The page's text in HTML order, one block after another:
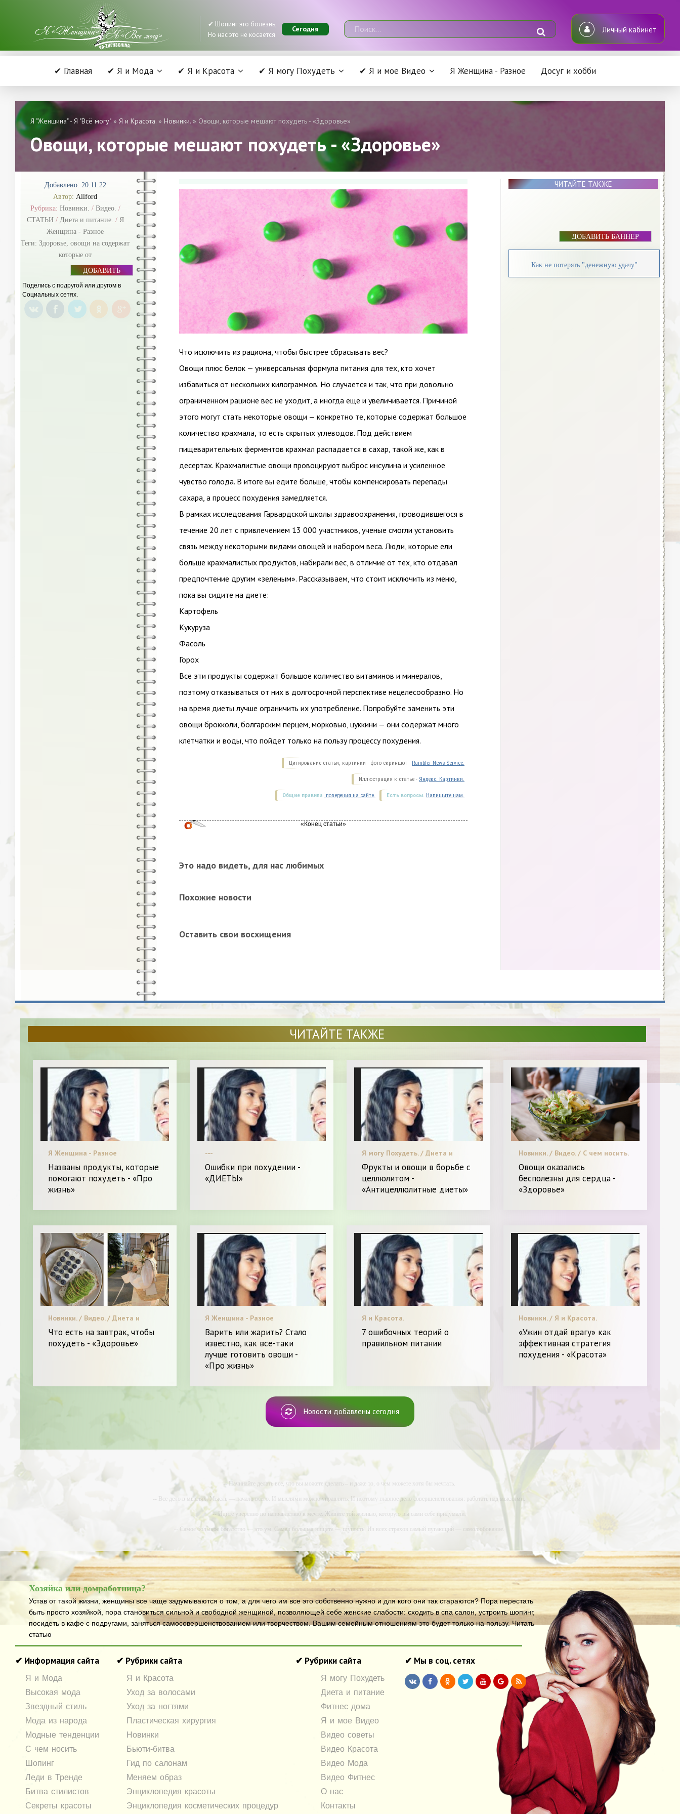
✔ Шопинг это болезнь,
Но нас это не косается
Сегодня Личный кабинет
✔ Главная ✔ Я и Мода ✔ Я и Красота ✔ Я могу Похудеть ✔ Я и мое Видео Я Женщина - Разное Досуг и хобби
Я "Женщина" - Я "Всё могу". » Я и Красота. » Новинки. » Овощи, которые мешают похудеть - «Здоровье»
Овощи, которые мешают похудеть - «Здоровье»
Добавлено: 20.11.22
Автор: Allford
Рубрика: Новинки. / Видео. /
СТАТЬИ/ Диета и питание. / Я
Женщина - Разное
Теги: Здоровье, овощи на содержат
которые от
ДОБАВИТЬ
Поделись с подругой или другом в
Социальных сетях.
Что исключить из рациона, чтобы быстрее сбрасывать вес?
Овощи плюс белок — универсальная формула питания для тех, кто хочет
избавиться от нескольких килограммов. Но случается и так, что при довольно
ограниченном рационе вес не уходит, а иногда еще и увеличивается. Причиной
этого могут стать некоторые овощи — конкретно те, которые содержат большое
количество крахмала, то есть скрытых углеводов. Под действием
пищеварительных ферментов крахмал распадается в сахар, такой же, как в
десертах. Крахмалистые овощи провоцируют выброс инсулина и усиленное
чувство голода. В итоге вы едите больше, чтобы компенсировать перепады
сахара, а процесс похудения замедляется.
В рамках исследования Гарвардской школы здравоохранения, проводившегося в
течение 20 лет с привлечением 13 000 участников, ученые смогли установить
связь между некоторыми видами овощей и набором веса. Люди, которые ели
больше крахмалистых продуктов, набирали вес, в отличие от тех, кто отдавал
предпочтение другим «зеленым». Рассказываем, что стоит исключить из меню,
пока вы сидите на диете:
Картофель
Кукуруза
Фасоль
Горох
Все эти продукты содержат большое количество витаминов и минералов,
поэтому отказываться от них в долгосрочной перспективе нецелесообразно. Но
на время диеты лучше ограничить их употребление. Попробуйте заменить эти
овощи брокколи, болгарским перцем, морковью, цуккини — они содержат много
клетчатки и воды, что пойдет только на пользу процессу похудения.
Цитирование статьи, картинки - фото скриншот - Rambler News Service.
Иллюстрация к статье - Яндекс. Картинки.
Есть вопросы. Напишите нам.
Общие правила поведения на сайте.
Это надо видеть, для нас любимых
Похожие новости
Оставить свои восхищения
ЧИТАЙТЕ ТАКЖЕ
ДОБАВИТЬ БАННЕР
Как не потерять "денежную удачу"
ЧИТАЙТЕ ТАКЖЕ
Я Женщина - Разное
Названы продукты, которые
помогают похудеть - «Про
жизнь»
---
Ошибки при похудении -
«ДИЕТЫ»
Я могу Похудеть. / Диета и
питание.
Фрукты и овощи в борьбе с
целлюлитом -
«Антицеллюлитные диеты»
Новинки. / Видео. / С чем носить.
/ Леди в Тренде. / Звездный
стиль. / СТАТЬИ / Пластическая
хирургия / Я Женщина - Разное
Овощи оказались
бесполезны для сердца -
«Здоровье»
Новинки. / Видео. / Диета и
питание. / Мода. / Я Женщина -
Разное
Что есть на завтрак, чтобы
похудеть - «Здоровье»
Я Женщина - Разное
Варить или жарить? Стало
известно, как все-таки
лучше готовить овощи -
«Про жизнь»
Я и Красота.
7 ошибочных теорий о
правильном питании
Новинки. / Я и Красота.
«Ужин отдай врагу» как
эффективная стратегия
похудения - «Красота»
Новости добавлены сегодня
-- Начинайте делать все, что вы можете сделать – и даже то, о чем можете хотя бы мечтать.
-- Все дело в мыслях. Мысль — начало всего. И мыслями можно управлять. И поэтому главное дело совершенствования: работать над мыслями.
-- Идите уверенно по направлению к мечте. Живите той жизнью, которую вы сами себе придумали.
-- Самое большое богатство — это ум. Самая большая нищета — глупость. Из всех страхов самый пугающий — самолюбование.
-- Лучшее, что можно сделать с хорошим советом, это пропустить его мимо ушей. Он никогда не бывает полезен никому, кроме того, кто его дал.
-- Люблю давать советы и очень не люблю, когда их дают мне.
Хозяйка или домработница?
Устав от такой жизни, женщины все чаще задумываются о том, а для чего им все это собственно нужно и для кого они так стараются? Пора перестать
быть просто хозяйкой, пора становиться сильной и свободной женщиной, позволяющей себе женские слабости: сходить в спа салон, устроить шопинг,
посидеть в кафе с подругами, заняться самосовершенствованием или творчеством. Вашим семейным отношениям это будет только на пользу.Читать
статью
✔ Информация сайта
Я и Мода
Высокая мода
Звездный стиль
Мода из народа
Модные тенденции
С чем носить
Шопинг
Леди в Тренде
Битва стилистов
Секреты красоты
✔ Рубрики сайта
Я и Красота
Уход за волосами
Уход за ногтями
Пластическая хирургия
Новинки
Бьюти-битва
Гид по салонам
Меняем образ
Энциклопедия красоты
Энциклопедия косметических процедур
✔ Рубрики сайта
Я могу Похудеть
Диета и питание
Фитнес дома
Я и мое Видео
Видео советы
Видео Красота
Видео Мода
Видео Фитнес
О нас
Контакты
✔ Мы в соц. сетях